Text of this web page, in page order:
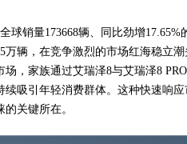
球销量173668辆、同比劲增
万辆，在竞争激烈的市场红海稳立
，家族通过艾瑞泽8与艾瑞泽8
续吸引年轻消费群体。这种快速响
关键所在。